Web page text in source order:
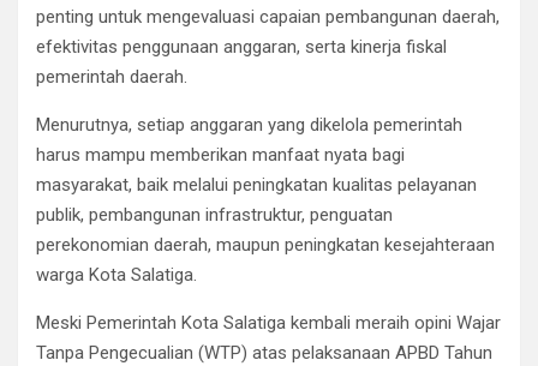
penting untuk mengevaluasi capaian pembangunan daerah,
efektivitas penggunaan anggaran, serta kinerja fiskal
pemerintah daerah.
Menurutnya, setiap anggaran yang dikelola pemerintah
harus mampu memberikan manfaat nyata bagi
masyarakat, baik melalui peningkatan kualitas pelayanan
publik, pembangunan infrastruktur, penguatan
perekonomian daerah, maupun peningkatan kesejahteraan
warga Kota Salatiga.
Meski Pemerintah Kota Salatiga kembali meraih opini Wajar
Tanpa Pengecualian (WTP) atas pelaksanaan APBD Tahun